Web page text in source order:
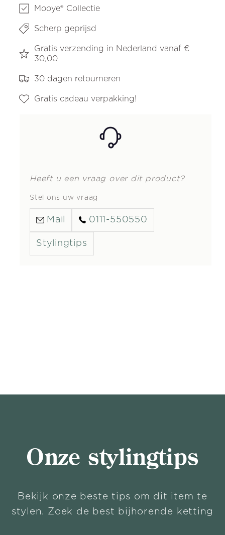
Mooye® Collectie
Scherp geprijsd
Gratis verzending in Nederland vanaf €
30,00
30 dagen retourneren
Gratis cadeau verpakking!
Heeft u een vraag over dit product?
Stel ons uw vraag
Mail 0111-550550
Stylingtips
Onze stylingtips
Bekijk onze beste tips om dit item te
stylen. Zoek de best bijhorende ketting